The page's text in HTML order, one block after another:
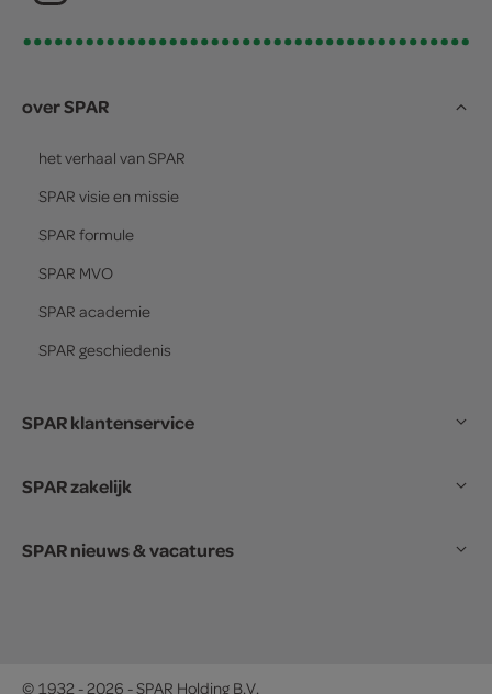
over SPAR
het verhaal van SPAR
SPAR visie en missie
SPAR formule
SPAR MVO
SPAR academie
SPAR geschiedenis
SPAR klantenservice
SPAR zakelijk
SPAR nieuws & vacatures
© 1932 - 2026 - SPAR Holding B.V.